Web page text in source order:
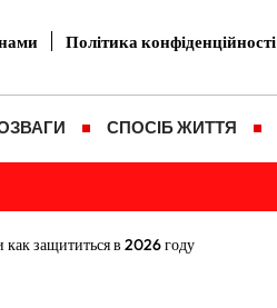
нами Політика конфіденційності
СПОСІБ ЖИТТЯ
защититься в 2026 году